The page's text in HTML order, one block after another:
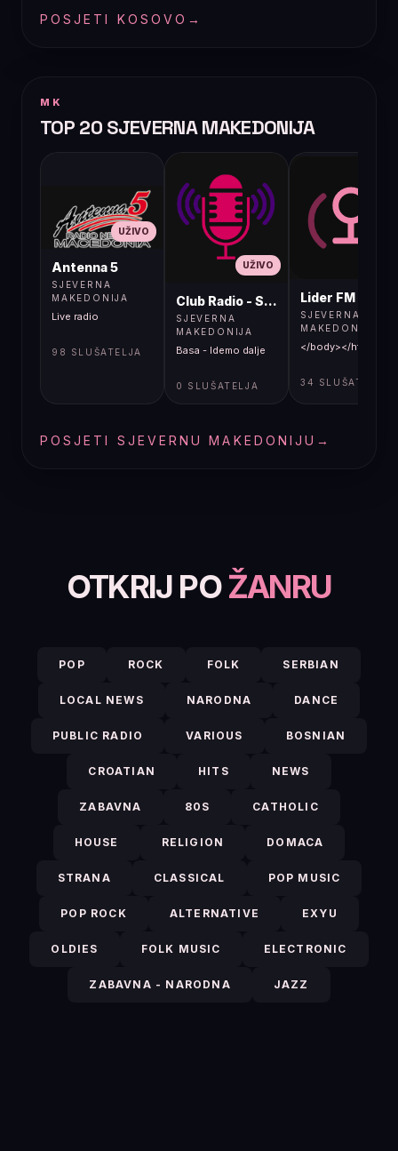
POSJETI KOSOVO →
MK
TOP 20 SJEVERNA MAKEDONIJA
UŽIVO
Antenna 5
SJEVERNA
MAKEDONIJA
Live radio
98 SLUŠATELJA
UŽIVO
Club Radio - Skopje, Mcedonia
SJEVERNA
MAKEDONIJA
Basa - Idemo dalje
0 SLUŠATELJA
Lider FM 107,4
SJEVERNA
MAKEDONIJA
</body></html>
34 SLUŠATELJA
POSJETI SJEVERNU MAKEDONIJU →
OTKRIJ POŽANRU
POP ROCK FOLK SERBIAN
LOCAL NEWS NARODNA DANCE
PUBLIC RADIO VARIOUS BOSNIAN
CROATIAN HITS NEWS
ZABAVNA 80S CATHOLIC
HOUSE RELIGION DOMACA
STRANA CLASSICAL POP MUSIC
POP ROCK ALTERNATIVE EXYU
OLDIES FOLK MUSIC ELECTRONIC
ZABAVNA - NARODNA JAZZ